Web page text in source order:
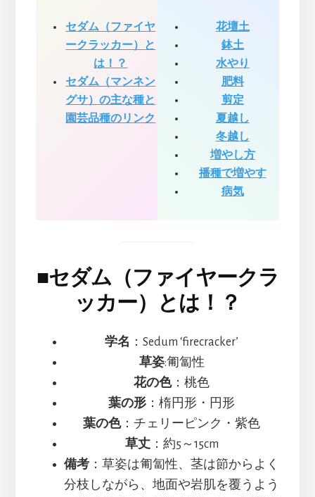
セダム（ファイヤ
ークラッカー）と
は！？
セダム（マンネン
グサ）の主な種と
園芸品種のリンク
花壇土
鉢土
水やり
肥料
剪定
夏越し
冬越し
増やし方
播種で増やす
病気
■セダム（ファイヤークラ
ッカー）とは！？
学名 ：Sedum ‘firecracker’
草姿:匍匐性
花の色：桃色
葉の形 ：楕円形・円形
葉の色：チェリーピンク・紫色
草丈：約5～15cm
備考 ：草姿は匍匐性、茎は節からよく
分枝しながら、地面や岩肌を覆うよう